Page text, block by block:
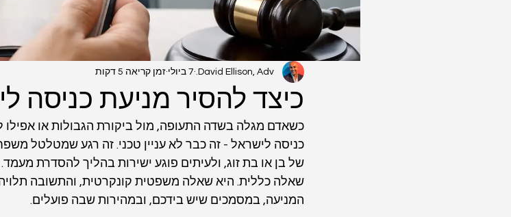
כיצד להסיר מניעת כניסה
David Ellison, Adv. 7 ביולי זמן קריאה 5 דקות
כשאדם מגלה בשדה התעופה, מול ביקורת הגבולות או אפילו
כניסה לישראל - זה כבר לא עניין טכני. זה רגע שמטלטל
של בן או בת זוג, ולעיתים פוגע ישירות בהליך להסדרת
שאלה כללית. היא שאלה משפטית קונקרטית, והתשובה
המניעה, במסמכים שיש בידכם, ובמהירות שבה פועלים.